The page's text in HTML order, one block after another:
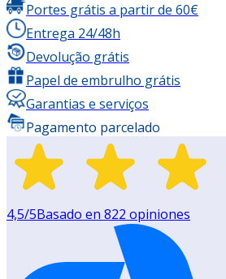
Portes grátis a partir de 60€
Entrega 24/48h
Devolução grátis
Papel de embrulho grátis
Garantias e serviços
Pagamento parcelado
4,5/5Basado en 822 opiniones